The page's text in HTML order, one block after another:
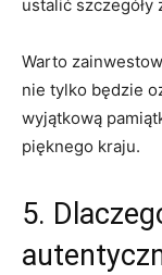
ustalić szczegóły
Warto⁣
nie tylko będzie
wyjątkową
pięknego kraju.
5.